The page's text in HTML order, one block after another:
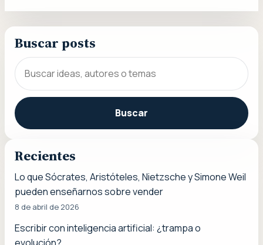
Buscar posts
Buscar
Recientes
Lo que Sócrates, Aristóteles, Nietzsche y Simone Weil
pueden enseñarnos sobre vender
8 de abril de 2026
Escribir con inteligencia artificial: ¿trampa o